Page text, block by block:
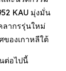
KAU มุ่งมั่น
ลากรรุ่นใหม่
องเกาหลีใต้
ต่อไปนี้